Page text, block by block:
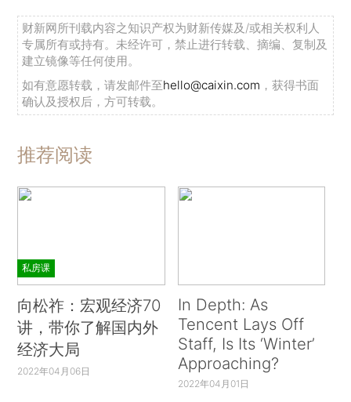
财新网所刊载内容之知识产权为财新传媒及/或相关权利人
专属所有或持有。未经许可，禁止进行转载、摘编、复制及
建立镜像等任何使用。
如有意愿转载，请发邮件至hello@caixin.com ，获得书面
确认及授权后，方可转载。
推荐阅读
私房课
向松祚：宏观经济70
讲，带你了解国内外
经济大局
2022年04月06日
In Depth: As
Tencent Lays Off
Staff, Is Its ‘Winter’
Approaching?
2022年04月01日